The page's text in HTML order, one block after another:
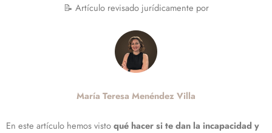
📝 Artículo revisado jurídicamente por
María Teresa Menéndez Villa
En este artículo hemos vistoqué hacer si te dan la incapacidad y